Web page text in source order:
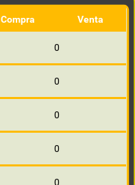
Compra Venta
0
0
0
0
0